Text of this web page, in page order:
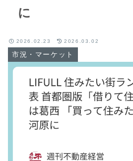
に
市況・マーケット
2026.02.23 2026.03.02